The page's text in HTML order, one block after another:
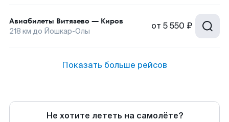
Авиабилеты Витязево — Киров
218 км до Йошкар-Олы от 5 550 ₽
Показать больше рейсов
Не хотите лететь на самолёте?